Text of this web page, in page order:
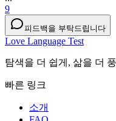
9
피드백을 부탁드립니다
Love Language Test
탐색을 더 쉽게, 삶을 더
빠른 링크
소개